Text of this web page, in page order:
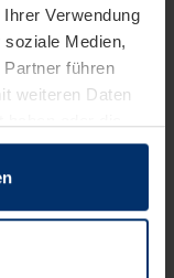
Verwendung
Medien,
führen
weiteren Daten
gesammelt
unbedingt
Typen benötigen